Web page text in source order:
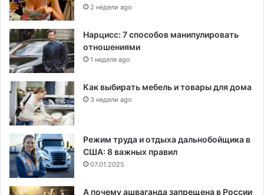
2 недели ago
Нарцисс: 7 способов манипулировать
отношениями
1 неделя ago
Как выбирать мебель и товары для дома
3 недели ago
Режим труда и отдыха дальнобойщика в
США: 8 важных правил
07.01.2025
А почему ашваганда запрещена в России